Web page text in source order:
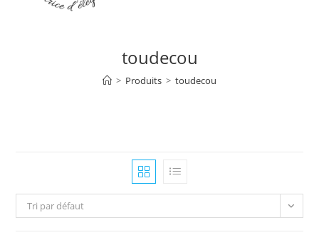
toudecou
> Produits > toudecou
Tri par défaut